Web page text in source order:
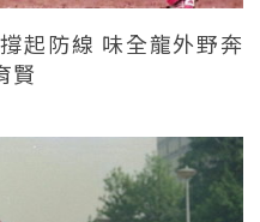
起防線 味全龍外野奔
賢